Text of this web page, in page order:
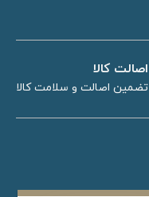
اصالت کالا
تضمین اصالت و سلامت کالا